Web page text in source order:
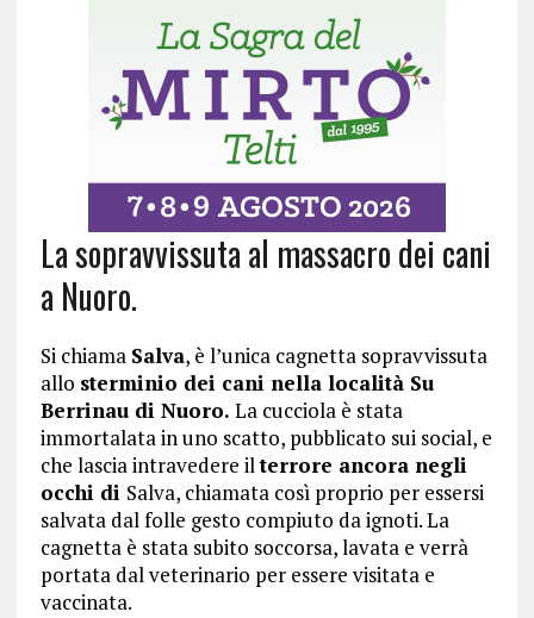
La sopravvissuta al massacro dei cani
a Nuoro.
Si chiama Salva, è l’unica cagnetta sopravvissuta
allo sterminio dei cani nella località Su
Berrinau di Nuoro. La cucciola è stata
immortalata in uno scatto, pubblicato sui social, e
che lascia intravedere ilterrore ancora negli
occhi di Salva, chiamata così proprio per essersi
salvata dal folle gesto compiuto da ignoti. La
cagnetta è stata subito soccorsa, lavata e verrà
portata dal veterinario per essere visitata e
vaccinata.